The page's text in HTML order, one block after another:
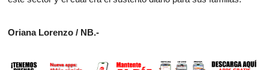
Oriana Lorenzo / NB.-